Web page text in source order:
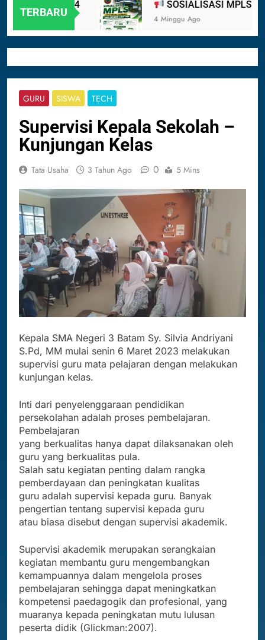
TERBARU
SOSIALISASI MPLS
4 Minggu Ago
GURU SISWA TECH
Supervisi Kepala Sekolah –
Kunjungan Kelas
Tata Usaha 3 Tahun Ago 0 5 Mins
Kepala SMA Negeri 3 Batam Sy. Silvia Andriyani
S.Pd, MM mulai senin 6 Maret 2023 melakukan
supervisi guru mata pelajaran dengan melakukan
kunjungan kelas.
Inti dari penyelenggaraan pendidikan
persekolahan adalah proses pembelajaran.
Pembelajaran
yang berkualitas hanya dapat dilaksanakan oleh
guru yang berkualitas pula.
Salah satu kegiatan penting dalam rangka
pemberdayaan dan peningkatan kualitas
guru adalah supervisi kepada guru. Banyak
pengertian tentang supervisi kepada guru
atau biasa disebut dengan supervisi akademik.
Supervisi akademik merupakan serangkaian
kegiatan membantu guru mengembangkan
kemampuannya dalam mengelola proses
pembelajaran sehingga dapat meningkatkan
kompetensi paedagogik dan profesional, yang
muaranya kepada peningkatan mutu lulusan
peserta didik (Glickman:2007).